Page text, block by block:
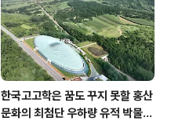
한국고고학은 꿈도 꾸지 못할 홍산
문화의 최첨단 우하량 유적 박물관